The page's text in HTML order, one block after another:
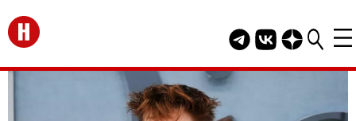
Перейти на главную
Telegram канал
Группа HELLO
Канал